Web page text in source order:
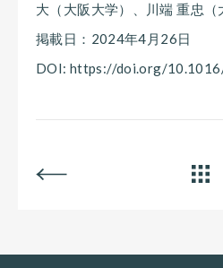
大（大阪大学）、川端 重忠（
掲載日：2024年4月26日
DOI: https://doi.org/